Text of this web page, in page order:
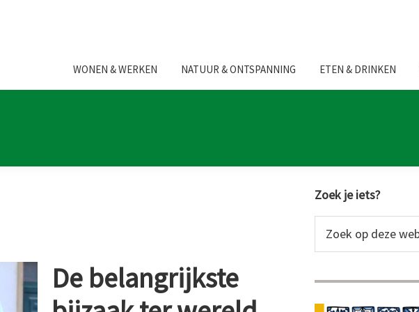
WONEN & WERKEN NATUUR & ONTSPANNING ETEN & DRINKEN
De belangrijkste
Primaire
Sidebar
Zoek je iets?
op
website